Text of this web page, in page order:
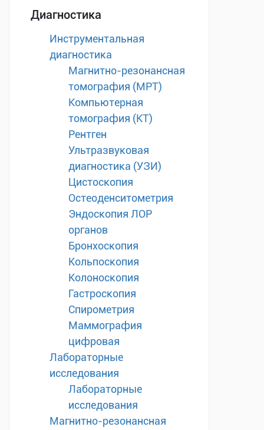
Диагностика
Инструментальная
диагностика
Магнитно-резонансная
томография (МРТ)
Компьютерная
томография (КТ)
Рентген
Ультразвуковая
диагностика (УЗИ)
Цистоскопия
Остеоденситометрия
Эндоскопия ЛОР
органов
Бронхоскопия
Кольпоскопия
Колоноскопия
Гастроскопия
Спирометрия
Маммография
цифровая
Лабораторные
исследования
Лабораторные
исследования
Магнитно-резонансная